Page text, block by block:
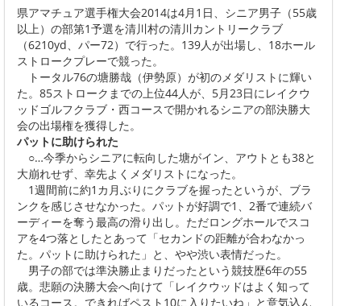
県アマチュア選手権大会2014は4月1日、シニア男子（55歳
以上）の部第1予選を清川村の清川カントリークラブ
（6210yd、パー72）で行った。139人が出場し、18ホール
ストロークプレーで競った。
トータル76の塘勝哉（伊勢原）が初のメダリストに輝い
た。85ストロークまでの上位44人が、5月23日にレイクウ
ッドゴルフクラブ・西コースで開かれるシニアの部決勝大
会の出場権を獲得した。
パットに助けられた
○…今季からシニアに転向した塘がイン、アウトとも38と
大崩れせず、幸先よくメダリストになった。
1週間前に約1カ月ぶりにクラブを握ったというが、ブラ
ンクを感じさせなかった。パットが好調で1、2番で連続バ
ーディーを奪う最高の滑り出し。ただロングホールでスコ
アを4つ落としたとあって「セカンドの距離が合わなかっ
た。パットに助けられた」と、やや渋い表情だった。
男子の部では準決勝止まりだったという競技歴6年の55
歳。悲願の決勝大会へ向けて「レイクウッドはよく知って
いるコース。できればペスト10に入りたいね」と意気込ん